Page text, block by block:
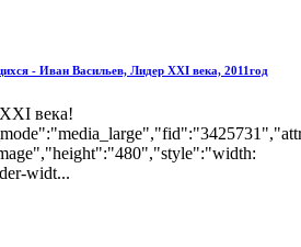
- Иван Васильев, Лидер XXI века, 2011год
века!
widt...